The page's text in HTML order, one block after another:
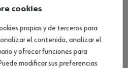
cookies
propias y de terceros para
el contenido, analizar el
y ofrecer funciones para
modificar sus preferencias